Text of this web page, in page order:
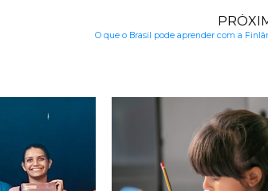
O que o Brasil pode aprender com a